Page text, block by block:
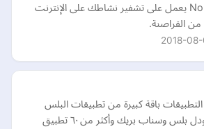
موقع وتطبيق NordVPN يعمل على تشفير نشاطك على الإنترنت
من القراصنة.
2018-
باقة كبيرة من تطبيقات البلس
للايفون والايباد مثل يودل بلس وسناب بريك وأكثر من ٦٠ تطبيق